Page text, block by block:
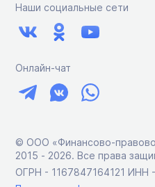
Наши социальные сети
Онлайн-чат
© ООО «Финансово-
2015 ‑ 2026. Все права
ОГРН - 1167847164121 ИНН